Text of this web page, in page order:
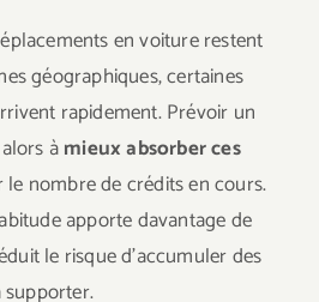
en voiture restent
géographiques, certaines
rapidement. Prévoir un
àmieux absorber ces
le nombre de crédits en cours.
apporte davantage de
le risque d’accumuler des
supporter.